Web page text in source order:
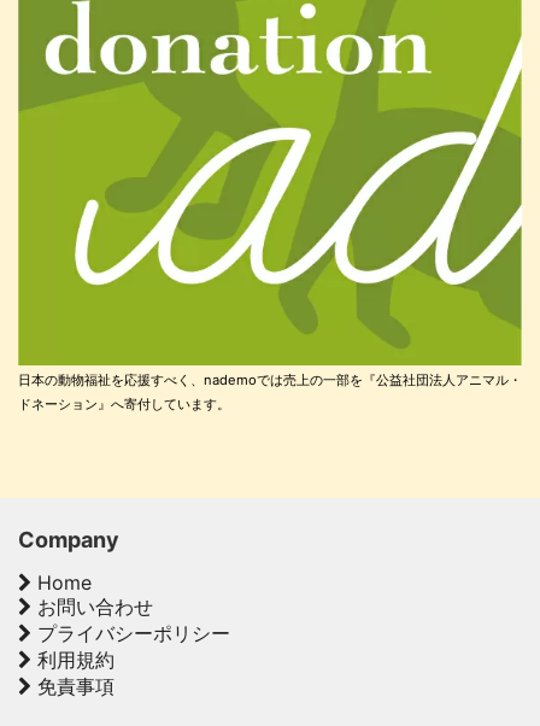
日本の動物福祉を応援すべく、nademoでは売上の一部を『公益社団法人アニマル・
ドネーション』へ寄付しています。
Company
Home
お問い合わせ
プライバシーポリシー
利用規約
免責事項